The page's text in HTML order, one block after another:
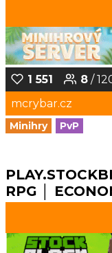
1 551 8 /
mcrybar.cz
Minihry PvP
RPG │